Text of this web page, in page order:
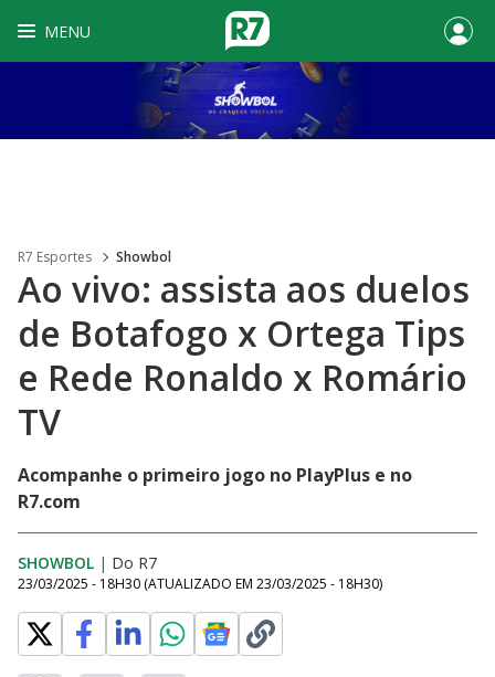
MENU
R7 Esportes Showbol
Ao vivo: assista aos duelos
de Botafogo x Ortega Tips
e Rede Ronaldo x Romário
TV
Acompanhe o primeiro jogo no PlayPlus e no
R7.com
SHOWBOL | Do R7
23/03/2025 - 18H30 (ATUALIZADO EM 23/03/2025 - 18H30)